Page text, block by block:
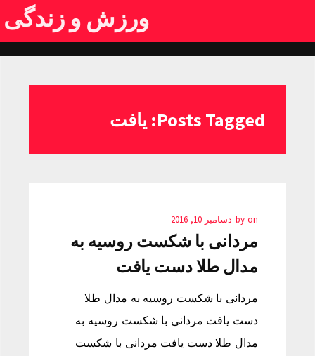
ورزش و زندگی
Posts Tagged: یافت
by on دسامبر 10, 2016
مردانی با شکست روسیه به
مدال طلا دست یافت
مردانی با شکست روسیه به مدال طلا
دست یافت مردانی با شکست روسیه به
مدال طلا دست یافت مردانی با شکست